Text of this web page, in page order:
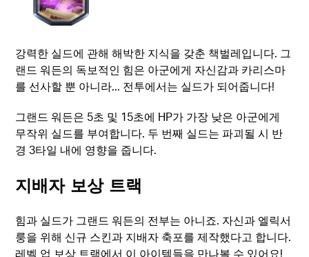
강력한 실드에 관해 해박한 지식을 갖춘 책벌레입니다. 그
랜드 워든의 독보적인 힘은 아군에게 자신감과 카리스마
를 선사할 뿐 아니라... 전투에서는 실드가 되어줍니다!
그랜드 워든은 5초 및 15초에 HP가 가장 낮은 아군에게
무작위 실드를 부여합니다. 두 번째 실드는 파괴될 시 반
경 3타일 내에 영향을 줍니다.
지배자 보상 트랙
힘과 실드가 그랜드 워든의 전부는 아니죠. 자신과 엘릭서
룽을 위해 신규 스킨과 지배자 축포를 제작했다고 합니다.
레벨 업 보상 트랙에서 이 아이템들을 만나볼 수 있어요!